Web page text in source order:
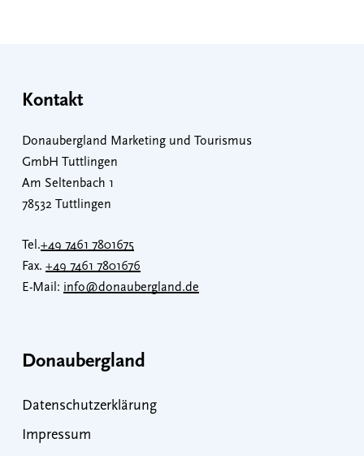
Kontakt
Donaubergland Marketing und Tourismus
GmbH Tuttlingen
Am Seltenbach 1
78532 Tuttlingen
Tel.+49 7461 7801675
Fax. +49 7461 7801676
E-Mail: info@donaubergland.de
Donaubergland
Datenschutzerklärung
Impressum